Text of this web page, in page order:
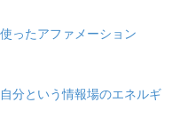
ったアファメーション
分という情報場のエネルギ